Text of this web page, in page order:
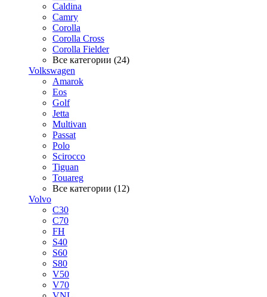
Caldina
Camry
Corolla
Corolla Cross
Corolla Fielder
Все категории (24)
Volkswagen
Amarok
Eos
Golf
Jetta
Multivan
Passat
Polo
Scirocco
Tiguan
Touareg
Все категории (12)
Volvo
C30
C70
FH
S40
S60
S80
V50
V70